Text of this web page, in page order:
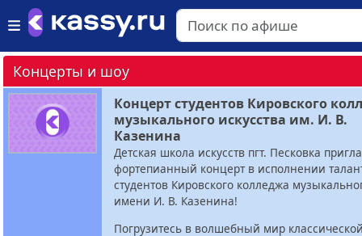
Концерты и шоу
Концерт студентов Кировского
музыкального искусства им. И. В.
Казенина
Детская школа искусств пгт. Песковка
фортепианный концерт в исполнении
студентов Кировского колледжа
имени И. В. Казенина!
Погрузитесь в волшебный мир